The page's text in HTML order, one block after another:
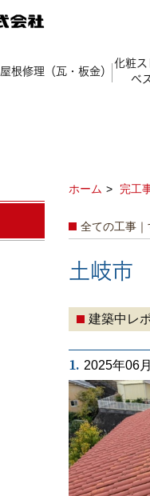
屋根修理（瓦・板金）
化粧
ベ
ホーム 完工
全ての工事｜
土岐市
建築中レ
1. 2025年06